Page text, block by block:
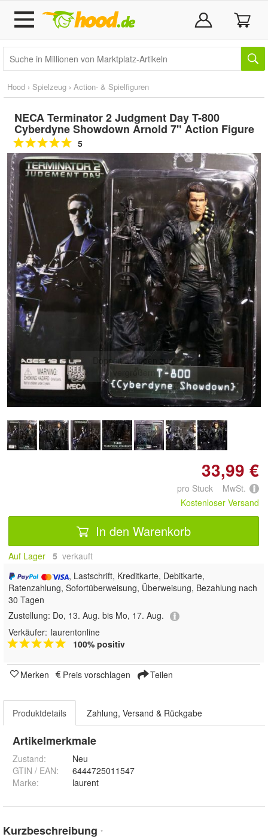
Hood › Spielzeug › Action- & Spielfiguren
NECA Terminator 2 Judgment Day T-800
Cyberdyne Showdown Arnold 7" Action Figure
5
Doppelt antippen zum
vergrößern
33,99 €
pro Stuck MwSt.
Kostenloser Versand
In den Warenkorb
Auf Lager 5 verkauft
, Lastschrift, Kreditkarte, Debitkarte,
Ratenzahlung, Sofortüberweisung, Überweisung, Bezahlung nach
30 Tagen
Zustellung: Do, 13. Aug. bis Mo, 17. Aug.
Verkäufer: laurentonline
100% positiv
Merken Preis vorschlagen Teilen
Produktdetails Zahlung, Versand & Rückgabe
Artikelmerkmale
Zustand:
Neu
GTIN / EAN:
6444725011547
Marke:
laurent
Kurzbeschreibung *